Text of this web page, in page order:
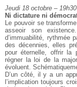
Jeudi 18 octobre –
Ni dictature ni
Le pouvoir se
asseoir son
d’immuabilité, rythmée
des décennies, elles
pour éternelle, offrir
régner la loi de la
évoluent.
D’un côté, il y a un
l’implication toujours